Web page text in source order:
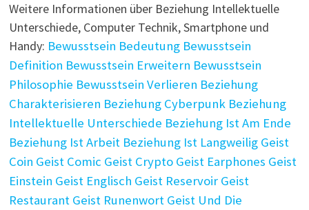
Weitere Informationen über Beziehung Intellektuelle
Unterschiede, Computer Technik, Smartphone und
Handy: Bewusstsein Bedeutung Bewusstsein
Definition Bewusstsein Erweitern Bewusstsein
Philosophie Bewusstsein Verlieren Beziehung
Charakterisieren Beziehung Cyberpunk Beziehung
Intellektuelle Unterschiede Beziehung Ist Am Ende
Beziehung Ist Arbeit Beziehung Ist Langweilig Geist
Coin Geist Comic Geist Crypto Geist Earphones Geist
Einstein Geist Englisch Geist Reservoir Geist
Restaurant Geist Runenwort Geist Und Die